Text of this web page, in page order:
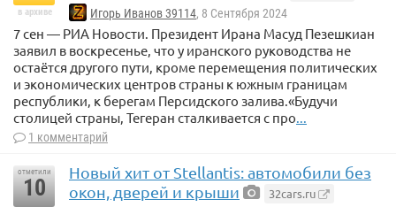
в архиве Игорь Иванов 39114, 8 Сентября 2024
7 сен — РИА Новости. Президент Ирана Масуд Пезешкиан
заявил в воскресенье, что у иранского руководства не
остаётся другого пути, кроме перемещения политических
и экономических центров страны к южным границам
республики, к берегам Персидского залива.«Будучи
столицей страны, Тегеран сталкивается с про...
1 комментарий
отметили
10
Новый хит от Stellantis: автомобили без
окон, дверей и крыши
32cars.ru